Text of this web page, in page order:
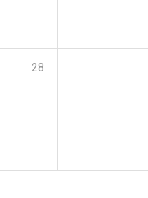
28